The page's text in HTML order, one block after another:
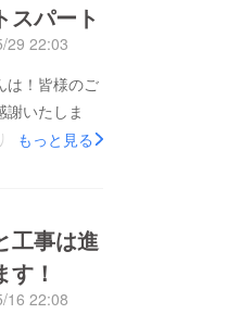
スパート
29 22:03
は！皆様のご
謝いたしま
時間が少なく
り、残りは厨
えるのみと
！７月から
もっと見る
工事は進
す！
16 22:08